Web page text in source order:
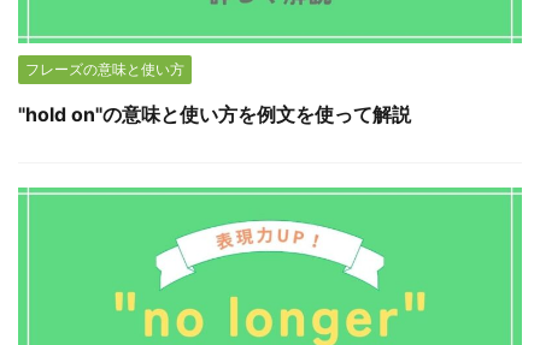
フレーズの意味と使い方
"hold on"の意味と使い方を例文を使って解説